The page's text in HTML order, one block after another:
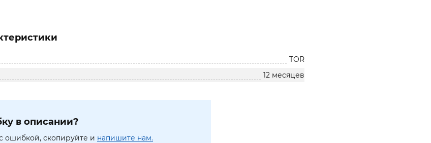
TOR
12 месяцев
в описании?
ошибкой, скопируйте и напишите нам.